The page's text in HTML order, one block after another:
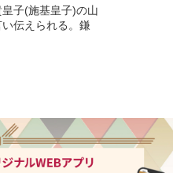
子(施基皇子)の山
伝えられる。鎌